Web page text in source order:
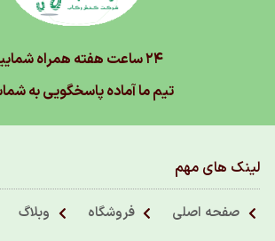
۲۴ ساعت هفته همراه شماییم
تیم ما آماده پاسخگویی به
لینک های مهم
صفحه اصلی فروشگاه
وبلاگ